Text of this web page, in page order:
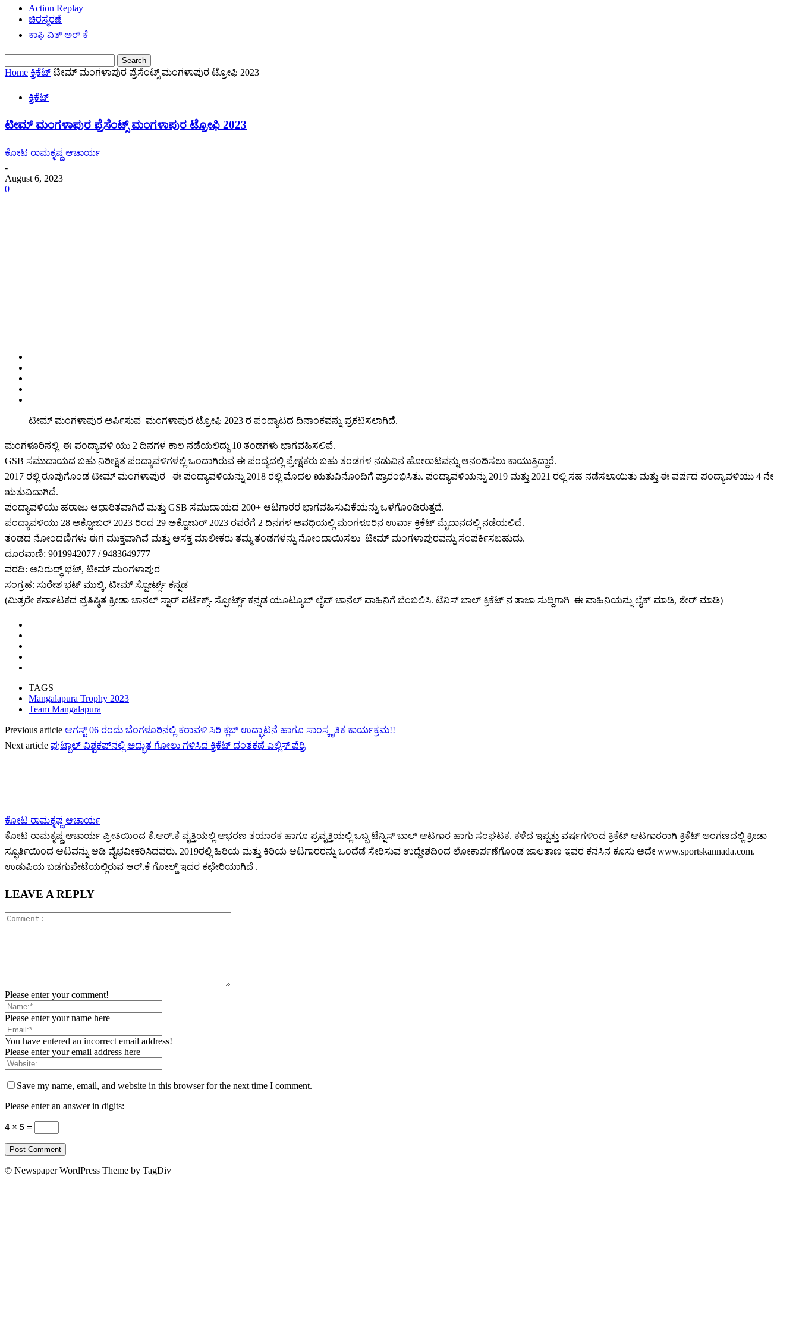
Action Replay
ಚಿರಸ್ಮರಣೆ
ಕಾಫಿ ವಿತ್ ಅರ್ ಕೆ
Home ಕ್ರಿಕೆಟ್ ಟೀಮ್ ಮಂಗಳಾಪುರ ಪ್ರೆಸೆಂಟ್ಸ್ ಮಂಗಳಾಪುರ ಟ್ರೋಫಿ 2023
ಕ್ರಿಕೆಟ್
ಟೀಮ್ ಮಂಗಳಾಪುರ ಪ್ರೆಸೆಂಟ್ಸ್ ಮಂಗಳಾಪುರ ಟ್ರೋಫಿ 2023
ಕೋಟ ರಾಮಕೃಷ್ಣ ಆಚಾರ್ಯ
-
August 6, 2023
0
ಟೀಮ್ ಮಂಗಳಾಪುರ ಅರ್ಪಿಸುವ ಮಂಗಳಾಪುರ ಟ್ರೋಫಿ 2023 ರ ಪಂದ್ಯಾಟದ ದಿನಾಂಕವನ್ನು ಪ್ರಕಟಿಸಲಾಗಿದೆ.
ಮಂಗಳೂರಿನಲ್ಲಿ ಈ ಪಂದ್ಯಾವಳಿ ಯು 2 ದಿನಗಳ ಕಾಲ ನಡೆಯಲಿದ್ದು 10 ತಂಡಗಳು ಭಾಗವಹಿಸಲಿವೆ.
GSB ಸಮುದಾಯದ ಬಹು ನಿರೀಕ್ಷಿತ ಪಂದ್ಯಾವಳಿಗಳಲ್ಲಿ ಒಂದಾಗಿರುವ ಈ ಪಂದ್ಯದಲ್ಲಿ ಪ್ರೇಕ್ಷಕರು ಬಹು ತಂಡಗಳ ನಡುವಿನ ಹೋರಾಟವನ್ನು ಆನಂದಿಸಲು ಕಾಯುತ್ತಿದ್ದಾರೆ.
2017 ರಲ್ಲಿ ರೂಪುಗೊಂಡ ಟೀಮ್ ಮಂಗಳಾಪುರ ಈ ಪಂದ್ಯಾವಳಿಯನ್ನು 2018 ರಲ್ಲಿ ಮೊದಲ ಋತುವಿನೊಂದಿಗೆ ಪ್ರಾರಂಭಿಸಿತು. ಪಂದ್ಯಾವಳಿಯನ್ನು 2019 ಮತ್ತು 2021 ರಲ್ಲಿ ಸಹ ನಡೆಸಲಾಯಿತು ಮತ್ತು ಈ ವರ್ಷದ ಪಂದ್ಯಾವಳಿಯು 4 ನೇ
ಋತುವಿದಾಗಿದೆ.
ಪಂದ್ಯಾವಳಿಯು ಹರಾಜು ಆಧಾರಿತವಾಗಿದೆ ಮತ್ತು GSB ಸಮುದಾಯದ 200+ ಆಟಗಾರರ ಭಾಗವಹಿಸುವಿಕೆಯನ್ನು ಒಳಗೊಂಡಿರುತ್ತದೆ.
ಪಂದ್ಯಾವಳಿಯು 28 ಅಕ್ಟೋಬರ್ 2023 ರಿಂದ 29 ಅಕ್ಟೋಬರ್ 2023 ರವರೆಗೆ 2 ದಿನಗಳ ಅವಧಿಯಲ್ಲಿ ಮಂಗಳೂರಿನ ಉರ್ವಾ ಕ್ರಿಕೆಟ್ ಮೈದಾನದಲ್ಲಿ ನಡೆಯಲಿದೆ.
ತಂಡದ ನೋಂದಣಿಗಳು ಈಗ ಮುಕ್ತವಾಗಿವೆ ಮತ್ತು ಆಸಕ್ತ ಮಾಲೀಕರು ತಮ್ಮ ತಂಡಗಳನ್ನು ನೋಂದಾಯಿಸಲು ಟೀಮ್ ಮಂಗಳಾಪುರವನ್ನು ಸಂಪರ್ಕಿಸಬಹುದು.
ದೂರವಾಣಿ: 9019942077 / 9483649777
ವರದಿ: ಅನಿರುದ್ಧ್ ಭಟ್, ಟೀಮ್ ಮಂಗಳಾಪುರ
ಸಂಗ್ರಹ: ಸುರೇಶ ಭಟ್ ಮುಲ್ಕಿ, ಟೀಮ್ ಸ್ಪೋರ್ಟ್ಸ್ ಕನ್ನಡ
(ಮಿತ್ರರೇ ಕರ್ನಾಟಕದ ಪ್ರತಿಷ್ಠಿತ ಕ್ರೀಡಾ ಚಾನಲ್ ಸ್ಟಾರ್ ವರ್ಟೆಕ್ಸ್- ಸ್ಪೋರ್ಟ್ಸ್ ಕನ್ನಡ ಯೂಟ್ಯೂಬ್ ಲೈವ್ ಚಾನೆಲ್ ವಾಹಿನಿಗೆ ಬೆಂಬಲಿಸಿ. ಟೆನಿಸ್ ಬಾಲ್ ಕ್ರಿಕೆಟ್ ನ ತಾಜಾ ಸುದ್ದಿಗಾಗಿ ಈ ವಾಹಿನಿಯನ್ನು ಲೈಕ್ ಮಾಡಿ, ಶೇರ್ ಮಾಡಿ)
TAGS
Mangalapura Trophy 2023
Team Mangalapura
Previous article ಆಗಸ್ಟ್ 06 ರಂದು ಬೆಂಗಳೂರಿನಲ್ಲಿ ಕರಾವಳಿ ಸಿರಿ ಕ್ಲಬ್ ಉದ್ಘಾಟನೆ ಹಾಗೂ ಸಾಂಸ್ಕೃತಿಕ ಕಾರ್ಯಕ್ರಮ!!
Next article ಫುಟ್ಬಾಲ್ ವಿಶ್ವಕಪ್‌ನಲ್ಲಿ ಅದ್ಭುತ ಗೋಲು ಗಳಿಸಿದ ಕ್ರಿಕೆಟ್ ದಂತಕಥೆ ಎಲ್ಲಿಸ್ ಪೆರ್ರಿ
ಕೋಟ ರಾಮಕೃಷ್ಣ ಆಚಾರ್ಯ
ಕೋಟ ರಾಮಕೃಷ್ಣ ಆಚಾರ್ಯ ಪ್ರೀತಿಯಿಂದ ಕೆ.ಆರ್.ಕೆ ವೃತ್ತಿಯಲ್ಲಿ ಆಭರಣ ತಯಾರಕ ಹಾಗೂ ಪ್ರವೃತ್ತಿಯಲ್ಲಿ ಒಬ್ಬ ಟೆನ್ನಿಸ್ ಬಾಲ್ ಆಟಗಾರ ಹಾಗು ಸಂಘಟಕ. ಕಳೆದ ಇಪ್ಪತ್ತು ವರ್ಷಗಳಿಂದ ಕ್ರಿಕೆಟ್ ಆಟಗಾರರಾಗಿ ಕ್ರಿಕೆಟ್ ಅಂಗಣದಲ್ಲಿ ಕ್ರೀಡಾ
ಸ್ಫೂರ್ತಿಯಿಂದ ಆಟವನ್ನು ಆಡಿ ವೈಭವೀಕರಿಸಿದವರು. 2019ರಲ್ಲಿ ಹಿರಿಯ ಮತ್ತು ಕಿರಿಯ ಆಟಗಾರರನ್ನು ಒಂದೆಡೆ ಸೇರಿಸುವ ಉದ್ದೇಶದಿಂದ ಲೋಕಾರ್ಪಣೆಗೊಂಡ ಜಾಲತಾಣ ಇವರ ಕನಸಿನ ಕೂಸು ಅದೇ www.sportskannada.com.
ಉಡುಪಿಯ ಬಡಗುಪೇಟೆಯಲ್ಲಿರುವ ಆರ್.ಕೆ ಗೋಲ್ಡ್ ಇದರ ಕಛೇರಿಯಾಗಿದೆ .
LEAVE A REPLY
Please enter your comment!
Please enter your name here
You have entered an incorrect email address!
Please enter your email address here
Save my name, email, and website in this browser for the next time I comment.
Please enter an answer in digits:
4 × 5 =
© Newspaper WordPress Theme by TagDiv